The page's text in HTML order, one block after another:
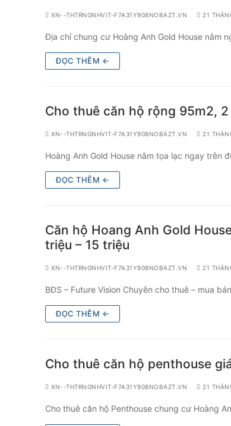
XN--THTRNGNHVIT-F7A31Y908NOBAZT.VN 21
Địa chỉ chung cư Hoàng Anh Gold House nằm
ĐỌC THÊM ←
Cho thuê căn hộ rộng 95m2,
XN--THTRNGNHVIT-F7A31Y908NOBAZT.VN 21
Hoàng Anh Gold House nằm tọa lạc ngay trên
ĐỌC THÊM ←
Căn hộ Hoang Anh Gold
triệu – 15 triệu
XN--THTRNGNHVIT-F7A31Y908NOBAZT.VN 21
BĐS – Future Vision Chuyên cho thuê – mua
ĐỌC THÊM ←
Cho thuê căn hộ penthouse
XN--THTRNGNHVIT-F7A31Y908NOBAZT.VN 21
Cho thuê căn hộ Penthouse chung cư Hoàng